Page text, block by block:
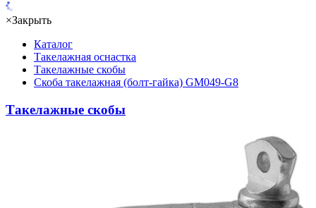
×Закрыть
Каталог
Такелажная оснастка
Такелажные скобы
Скоба такелажная (болт-гайка) GM049-G8
Такелажные скобы